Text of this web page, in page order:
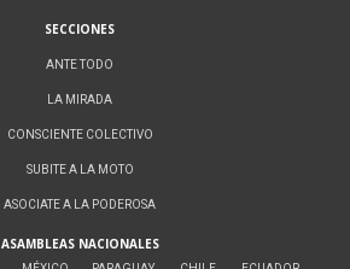
SECCIONES
ANTE TODO
LA MIRADA
CONSCIENTE COLECTIVO
SUBITE A LA MOTO
ASOCIATE A LA PODEROSA
ASAMBLEAS NACIONALES